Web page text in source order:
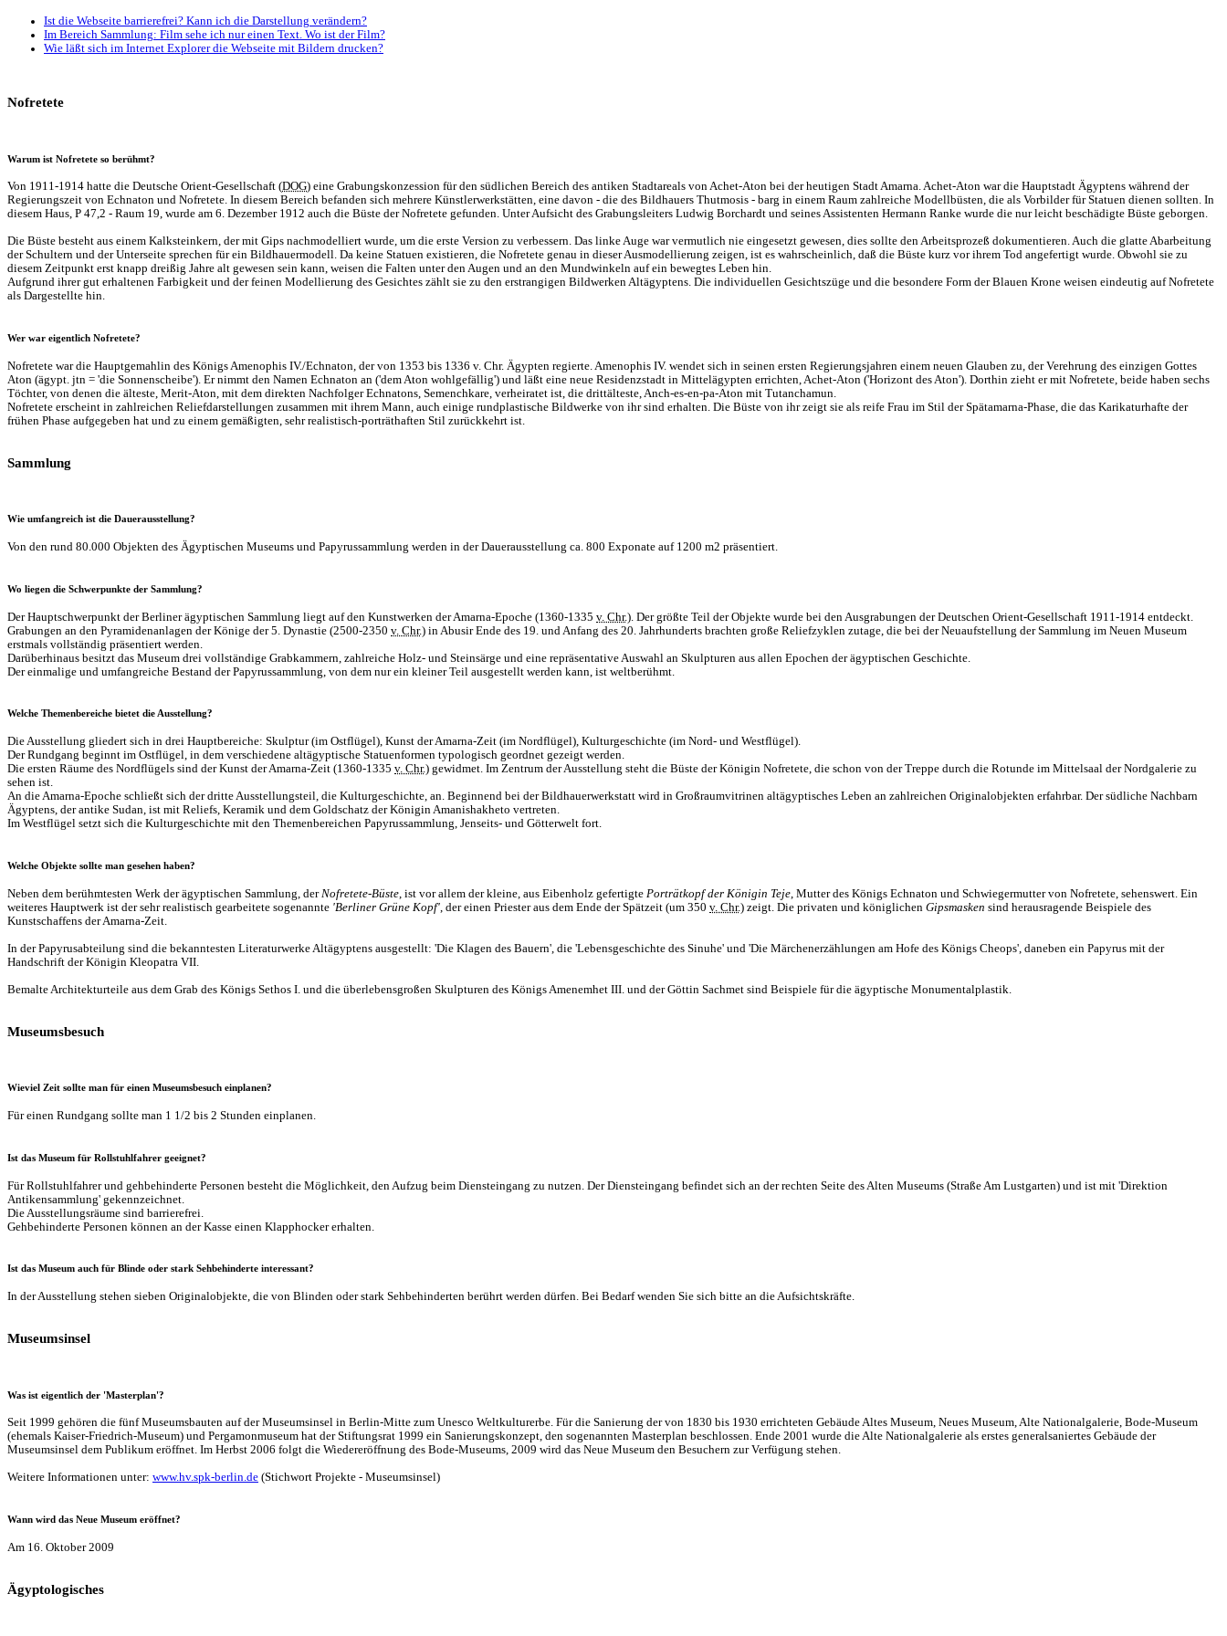
Ist die Webseite barrierefrei? Kann ich die Darstellung verändern?
Im Bereich Sammlung: Film sehe ich nur einen Text. Wo ist der Film?
Wie läßt sich im Internet Explorer die Webseite mit Bildern drucken?
Nofretete
Warum ist Nofretete so berühmt?
Von 1911-1914 hatte die Deutsche Orient-Gesellschaft (DOG) eine Grabungskonzession für den südlichen Bereich des antiken Stadtareals von Achet-Aton bei der heutigen Stadt Amarna. Achet-Aton war die Hauptstadt Ägyptens während der
Regierungszeit von Echnaton und Nofretete. In diesem Bereich befanden sich mehrere Künstlerwerkstätten, eine davon - die des Bildhauers Thutmosis - barg in einem Raum zahlreiche Modellbüsten, die als Vorbilder für Statuen dienen sollten. In
diesem Haus, P 47,2 - Raum 19, wurde am 6. Dezember 1912 auch die Büste der Nofretete gefunden. Unter Aufsicht des Grabungsleiters Ludwig Borchardt und seines Assistenten Hermann Ranke wurde die nur leicht beschädigte Büste geborgen.
Die Büste besteht aus einem Kalksteinkern, der mit Gips nachmodelliert wurde, um die erste Version zu verbessern. Das linke Auge war vermutlich nie eingesetzt gewesen, dies sollte den Arbeitsprozeß dokumentieren. Auch die glatte Abarbeitung
der Schultern und der Unterseite sprechen für ein Bildhauermodell. Da keine Statuen existieren, die Nofretete genau in dieser Ausmodellierung zeigen, ist es wahrscheinlich, daß die Büste kurz vor ihrem Tod angefertigt wurde. Obwohl sie zu
diesem Zeitpunkt erst knapp dreißig Jahre alt gewesen sein kann, weisen die Falten unter den Augen und an den Mundwinkeln auf ein bewegtes Leben hin.
Aufgrund ihrer gut erhaltenen Farbigkeit und der feinen Modellierung des Gesichtes zählt sie zu den erstrangigen Bildwerken Altägyptens. Die individuellen Gesichtszüge und die besondere Form der Blauen Krone weisen eindeutig auf Nofretete
als Dargestellte hin.
Wer war eigentlich Nofretete?
Nofretete war die Hauptgemahlin des Königs Amenophis IV./Echnaton, der von 1353 bis 1336 v. Chr. Ägypten regierte. Amenophis IV. wendet sich in seinen ersten Regierungsjahren einem neuen Glauben zu, der Verehrung des einzigen Gottes
Aton (ägypt. jtn = 'die Sonnenscheibe'). Er nimmt den Namen Echnaton an ('dem Aton wohlgefällig') und läßt eine neue Residenzstadt in Mittelägypten errichten, Achet-Aton ('Horizont des Aton'). Dorthin zieht er mit Nofretete, beide haben sechs
Töchter, von denen die älteste, Merit-Aton, mit dem direkten Nachfolger Echnatons, Semenchkare, verheiratet ist, die drittälteste, Anch-es-en-pa-Aton mit Tutanchamun.
Nofretete erscheint in zahlreichen Reliefdarstellungen zusammen mit ihrem Mann, auch einige rundplastische Bildwerke von ihr sind erhalten. Die Büste von ihr zeigt sie als reife Frau im Stil der Spätamarna-Phase, die das Karikaturhafte der
frühen Phase aufgegeben hat und zu einem gemäßigten, sehr realistisch-porträthaften Stil zurückkehrt ist.
Sammlung
Wie umfangreich ist die Dauerausstellung?
Von den rund 80.000 Objekten des Ägyptischen Museums und Papyrussammlung werden in der Dauerausstellung ca. 800 Exponate auf 1200 m2 präsentiert.
Wo liegen die Schwerpunkte der Sammlung?
Der Hauptschwerpunkt der Berliner ägyptischen Sammlung liegt auf den Kunstwerken der Amarna-Epoche (1360-1335 v. Chr.) . Der größte Teil der Objekte wurde bei den Ausgrabungen der Deutschen Orient-Gesellschaft 1911-1914 entdeckt.
Grabungen an den Pyramidenanlagen der Könige der 5. Dynastie (2500-2350 v. Chr.) in Abusir Ende des 19. und Anfang des 20. Jahrhunderts brachten große Reliefzyklen zutage, die bei der Neuaufstellung der Sammlung im Neuen Museum
erstmals vollständig präsentiert werden.
Darüberhinaus besitzt das Museum drei vollständige Grabkammern, zahlreiche Holz- und Steinsärge und eine repräsentative Auswahl an Skulpturen aus allen Epochen der ägyptischen Geschichte.
Der einmalige und umfangreiche Bestand der Papyrussammlung, von dem nur ein kleiner Teil ausgestellt werden kann, ist weltberühmt.
Welche Themenbereiche bietet die Ausstellung?
Die Ausstellung gliedert sich in drei Hauptbereiche: Skulptur (im Ostflügel), Kunst der Amarna-Zeit (im Nordflügel), Kulturgeschichte (im Nord- und Westflügel).
Der Rundgang beginnt im Ostflügel, in dem verschiedene altägyptische Statuenformen typologisch geordnet gezeigt werden.
Die ersten Räume des Nordflügels sind der Kunst der Amarna-Zeit (1360-1335 v. Chr.) gewidmet. Im Zentrum der Ausstellung steht die Büste der Königin Nofretete, die schon von der Treppe durch die Rotunde im Mittelsaal der Nordgalerie zu
sehen ist.
An die Amarna-Epoche schließt sich der dritte Ausstellungsteil, die Kulturgeschichte, an. Beginnend bei der Bildhauerwerkstatt wird in Großraumvitrinen altägyptisches Leben an zahlreichen Originalobjekten erfahrbar. Der südliche Nachbarn
Ägyptens, der antike Sudan, ist mit Reliefs, Keramik und dem Goldschatz der Königin Amanishakheto vertreten.
Im Westflügel setzt sich die Kulturgeschichte mit den Themenbereichen Papyrussammlung, Jenseits- und Götterwelt fort.
Welche Objekte sollte man gesehen haben?
Neben dem berühmtesten Werk der ägyptischen Sammlung, der Nofretete-Büste , ist vor allem der kleine, aus Eibenholz gefertigte Porträtkopf der Königin Teje , Mutter des Königs Echnaton und Schwiegermutter von Nofretete, sehenswert. Ein
weiteres Hauptwerk ist der sehr realistisch gearbeitete sogenannte 'Berliner Grüne Kopf' , der einen Priester aus dem Ende der Spätzeit (um 350 v. Chr.) zeigt. Die privaten und königlichen Gipsmasken sind herausragende Beispiele des
Kunstschaffens der Amarna-Zeit.
In der Papyrusabteilung sind die bekanntesten Literaturwerke Altägyptens ausgestellt: 'Die Klagen des Bauern', die 'Lebensgeschichte des Sinuhe' und 'Die Märchenerzählungen am Hofe des Königs Cheops', daneben ein Papyrus mit der
Handschrift der Königin Kleopatra VII.
Bemalte Architekturteile aus dem Grab des Königs Sethos I. und die überlebensgroßen Skulpturen des Königs Amenemhet III. und der Göttin Sachmet sind Beispiele für die ägyptische Monumentalplastik.
Museumsbesuch
Wieviel Zeit sollte man für einen Museumsbesuch einplanen?
Für einen Rundgang sollte man 1 1/2 bis 2 Stunden einplanen.
Ist das Museum für Rollstuhlfahrer geeignet?
Für Rollstuhlfahrer und gehbehinderte Personen besteht die Möglichkeit, den Aufzug beim Diensteingang zu nutzen. Der Diensteingang befindet sich an der rechten Seite des Alten Museums (Straße Am Lustgarten) und ist mit 'Direktion
Antikensammlung' gekennzeichnet.
Die Ausstellungsräume sind barrierefrei.
Gehbehinderte Personen können an der Kasse einen Klapphocker erhalten.
Ist das Museum auch für Blinde oder stark Sehbehinderte interessant?
In der Ausstellung stehen sieben Originalobjekte, die von Blinden oder stark Sehbehinderten berührt werden dürfen. Bei Bedarf wenden Sie sich bitte an die Aufsichtskräfte.
Museumsinsel
Was ist eigentlich der 'Masterplan'?
Seit 1999 gehören die fünf Museumsbauten auf der Museumsinsel in Berlin-Mitte zum Unesco Weltkulturerbe. Für die Sanierung der von 1830 bis 1930 errichteten Gebäude Altes Museum, Neues Museum, Alte Nationalgalerie, Bode-Museum
(ehemals Kaiser-Friedrich-Museum) und Pergamonmuseum hat der Stiftungsrat 1999 ein Sanierungskonzept, den sogenannten Masterplan beschlossen. Ende 2001 wurde die Alte Nationalgalerie als erstes generalsaniertes Gebäude der
Museumsinsel dem Publikum eröffnet. Im Herbst 2006 folgt die Wiedereröffnung des Bode-Museums, 2009 wird das Neue Museum den Besuchern zur Verfügung stehen.
Weitere Informationen unter: www.hv.spk-berlin.de (Stichwort Projekte - Museumsinsel)
Wann wird das Neue Museum eröffnet?
Am 16. Oktober 2009
Ägyptologisches